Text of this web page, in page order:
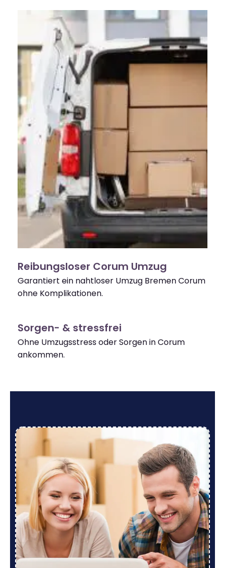
Reibungsloser Corum Umzug
Garantiert ein nahtloser Umzug Bremen Corum
ohne Komplikationen.
Sorgen- & stressfrei
Ohne Umzugsstress oder Sorgen in Corum
ankommen.